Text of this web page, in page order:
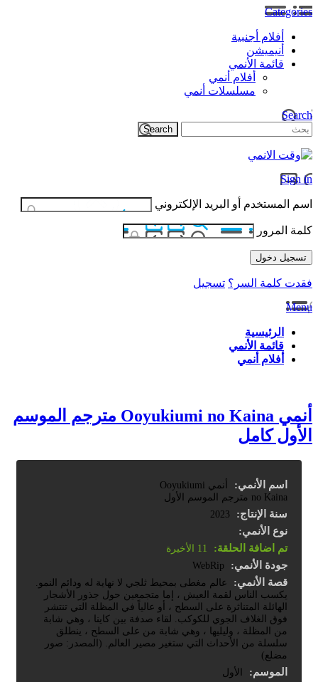
Categories
أفلام أجنبية
أنيميشن
قائمة الأنمي
أفلام أنمي
مسلسلات أنمي
Search
Sign in
اسم المستخدم أو البريد الإلكتروني
كلمة المرور
فقدت كلمة السر؟ تسجيل
Menu
الرئيسية
قائمة الأنمي
أفلام أنمي
أنمي Ooyukiumi no Kaina مترجم الموسم
الأول كامل
اسم الأنمي:
أنمي Ooyukiumi
no Kaina مترجم الموسم الأول
سنة الإنتاج: 2023
نوع الأنمي:
تم اضافة الحلقة:
11 الأخيرة
جودة الأنمي: WebRip
قصة الأنمي:
عالم مغطى بمحيط ثلجي لا نهاية له ودائم النمو.
يكسب الناس لقمة العيش ، إما متجمعين حول جذور الأشجار
الهائلة المتناثرة على السطح ، أو عالياً في المظلة التي تنتشر
فوق الغلاف الجوي للكوكب. لقاء صدفة بين كاينا ، وهي شابة
من المظلة ، وليليها ، وهي شابة من على السطح ، ينطلق
سلسلة من الأحداث التي ستغير مصير العالم. (المصدر: صور
مضلع)
الموسم: الأول